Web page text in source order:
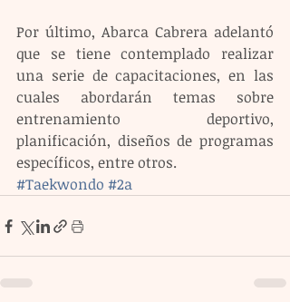
Por último, Abarca Cabrera adelantó
que se tiene contemplado realizar
una serie de capacitaciones, en las
cuales abordarán temas sobre
entrenamiento deportivo,
planificación, diseños de programas
específicos, entre otros.
#Taekwondo #2a